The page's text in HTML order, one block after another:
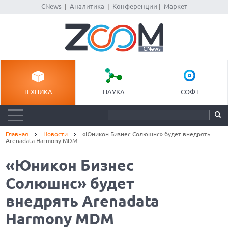
CNews| Аналитика Конференции Маркет
ТЕХНИКА НАУКА СОФТ
Главная Новости
«Юникон Бизнес Солюшнс» будет внедрять
Arenadata Harmony MDM
«Юникон Бизнес
Солюшнс» будет
внедрять Arenadata
Harmony MDM